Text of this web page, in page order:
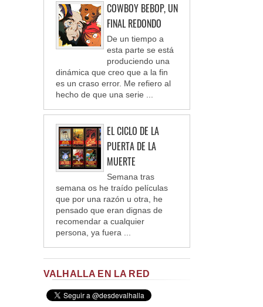
COWBOY BEBOP, UN
FINAL REDONDO
De un tiempo a
esta parte se está
produciendo una
dinámica que creo que a la fin
es un craso error. Me refiero al
hecho de que una serie ...
EL CICLO DE LA
PUERTA DE LA
MUERTE
Semana tras
semana os he traído películas
que por una razón u otra, he
pensado que eran dignas de
recomendar a cualquier
persona, ya fuera ...
VALHALLA EN LA RED